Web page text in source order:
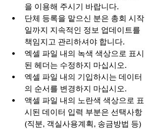
을 이용해 주시기 바랍니다.
단체 등록을 맡으신 분은 총회 시작
일까지 지속적인 정보 업데이트를
책임지고 관리하셔야 합니다.
엑셀 파일 내의 녹색 색상으로 표시
된 헤더는 수정하지 마십시오.
엑셀 파일 내의 기입하시는 데이터
의 순서를 변경하지 마십시오.
액셀 파일 내의 노란색 색상으로 표
시된 데이터 입력 부분은 선택사항
(직분, 객실사용계획, 송금방법 등)